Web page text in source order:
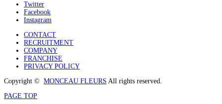
Twitter
Facebook
Instagram
CONTACT
RECRUITMENT
COMPANY
FRANCHISE
PRIVACY POLICY
Copyright © MONCEAU FLEURS All rights reserved.
PAGE TOP